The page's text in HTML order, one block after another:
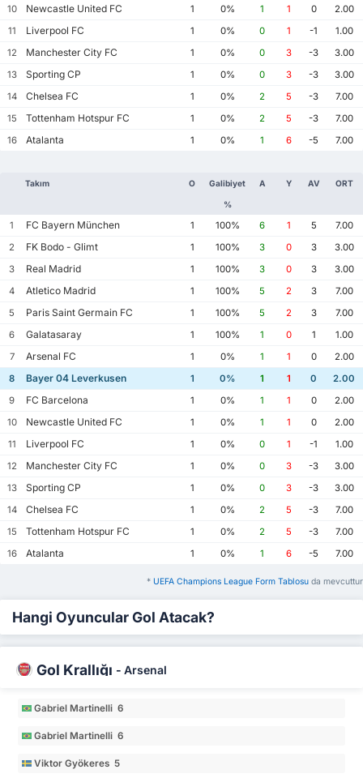
10
Newcastle United FC 1 0% 1 1 0
2.00
11
Liverpool FC 1 0% 0 1 -1
1.00
12
Manchester City FC 1 0% 0 3 -3
3.00
13
Sporting CP 1 0% 0 3 -3
3.00
14
Chelsea FC 1 0% 2 5 -3
7.00
15
Tottenham Hotspur FC 1 0% 2 5 -3
7.00
16
Atalanta 1 0% 1 6 -5 7.00
Takım O Galibiyet
%
A Y AV ORT
1 FC Bayern München 1 100% 6 1 5
7.00
2
FK Bodo - Glimt 1 100% 3 0 3
3.00
3
Real Madrid 1 100% 3 0 3
3.00
4
Atletico Madrid 1 100% 5 2 3
7.00
5
Paris Saint Germain FC 1 100% 5 2 3
7.00
6
Galatasaray 1 100% 1 0 1
1.00
7
Arsenal FC 1 0% 1 1 0
2.00
8
Bayer 04 Leverkusen 1 0% 1 1 0
2.00
9
FC Barcelona 1 0% 1 1 0
2.00
10
Newcastle United FC 1 0% 1 1 0
2.00
11
Liverpool FC 1 0% 0 1 -1
1.00
12
Manchester City FC 1 0% 0 3 -3
3.00
13
Sporting CP 1 0% 0 3 -3
3.00
14
Chelsea FC 1 0% 2 5 -3
7.00
15
Tottenham Hotspur FC 1 0% 2 5 -3
7.00
16
Atalanta 1 0% 1 6 -5 7.00
* UEFA Champions League Form Tablosu da mevcuttur
Hangi Oyuncular Gol Atacak?
Gol Krallığı - Arsenal
Gabriel Martinelli 6
Gabriel Martinelli 6
Viktor Gyökeres 5